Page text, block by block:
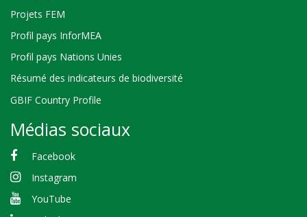
Projets FEM
Profil pays InforMEA
Profil pays Nations Unies
Résumé des indicateurs de biodiversité
GBIF Country Profile
Médias sociaux
Facebook
Instagram
YouTube